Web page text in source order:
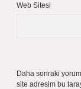
Web Sitesi
Daha sonraki
site adresim bu